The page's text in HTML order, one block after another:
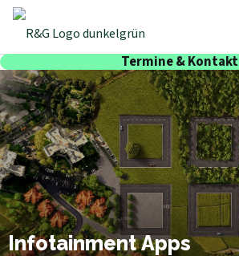
Termine & Kontakt
Infotainment Apps